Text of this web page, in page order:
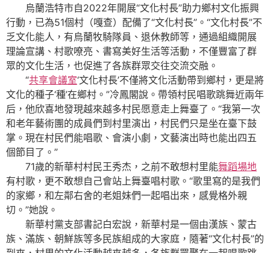
烏蘭浩特市自2022年開展“文化村長”助力鄉村文化振興
行動，已為51個村（嘎查）配備了“文化村長”。“文化村長”不
乏文化能人，有烏蘭牧騎隊員、退休教師等，通過組織開展
理論宣講、村歌嘹亮、書寫美好生活等活動，不僅豐富了群
眾的文化生活，也促進了各族群眾交往交流交融。
“共享會議室‘文化村長’不僅將文化活動帶到鄉村，更是將
文化的種子‘種’在鄉村。”冷鳳閣說。帶領村民唱歌跳舞近兩年
后，他欣喜地發現越來越多村民愿意走上舞臺了。“我第一次
和老年藝術團的成員們到村里演出，村民們只是坐在臺下鼓
掌。現在村民們能唱歌、會演小劇，文藝演出時也能出四五
個節目了。”
71歲的新華村村民王秀杰，之前不敢想村里能舞蹈場地
有村歌，更不敢想自己會站上舞臺唱村歌。“歌里寫的是我們
的家鄉，和左鄰右舍的老姐妹們一起唱出來，感覺格外親
切。”她說。
新華村黨支部書記白宏說，新華村是一個由漢族、蒙古
族、滿族、朝鮮族等多民族組成的大家庭，隨著“文化村長”的